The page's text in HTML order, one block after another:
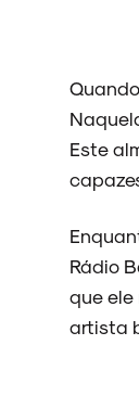
Este
Rádio
que ele
artista